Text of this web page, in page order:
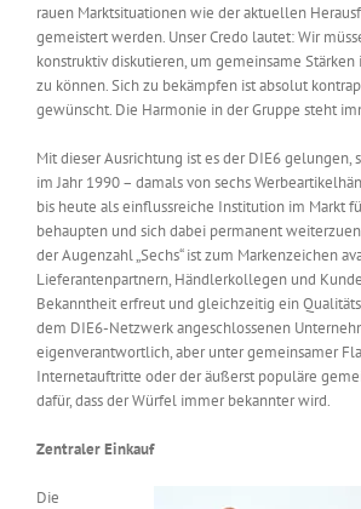
rauen Marktsituationen wie der aktuellen
gemeistert werden. Unser Credo lautet: Wir
konstruktiv diskutieren, um gemeinsame
zu können. Sich zu bekämpfen ist absolut
gewünscht. Die Harmonie in der Gruppe steht
Mit dieser Ausrichtung ist es der DIE6 gelungen,
im Jahr 1990 – damals von sechs
bis heute als einflussreiche Institution im Markt
behaupten und sich dabei permanent
der Augenzahl „Sechs“ ist zum Markenzeichen
Lieferantenpartnern, Händlerkollegen und
Bekanntheit erfreut und gleichzeitig ein
dem DIE6-Netzwerk angeschlossenen
eigenverantwortlich, aber unter gemeinsamer
Internetauftritte oder der äußerst populäre
dafür, dass der Würfel immer bekannter wird.
Zentraler Einkauf
Die